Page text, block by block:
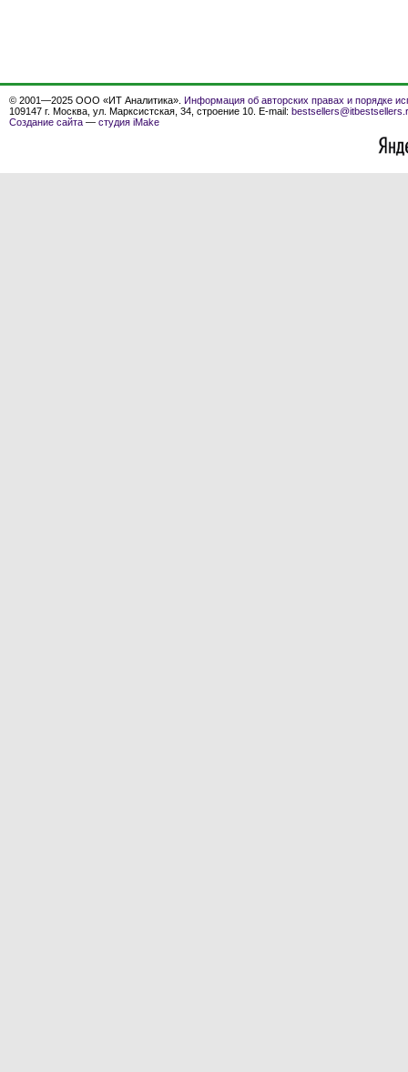
© 2001—2025 ООО «ИТ Аналитика». Информация об авторских правах и порядке
109147 г. Москва, ул. Марксистская, 34, строение 10. E-mail:
Создание сайта — студия iMake